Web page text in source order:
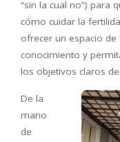
“sin la cual no”) para
cómo cuidar la
ofrecer un espacio
conocimiento y
los objetivos claros
De la
mano
de